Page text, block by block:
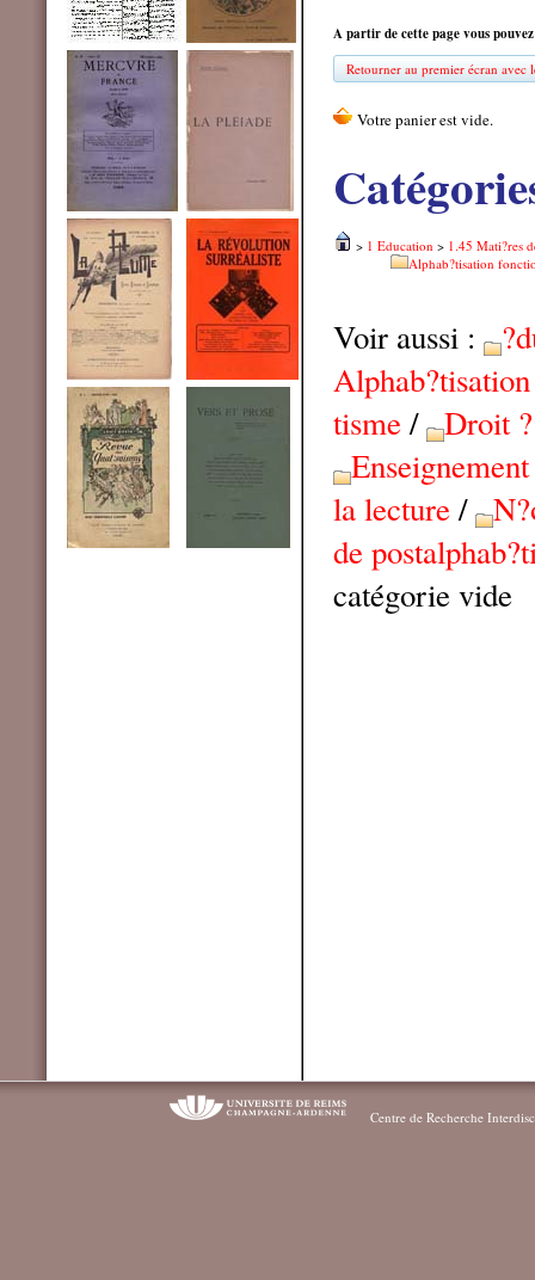
A partir de cette page vous
Retourner au premier écran avec
> 1 Education > 1.45 Mati?res
Alphab?tisation
Voir aussi :
tisme/ Droit
la lecture/
de
catégorie vide
Centre de Recherche